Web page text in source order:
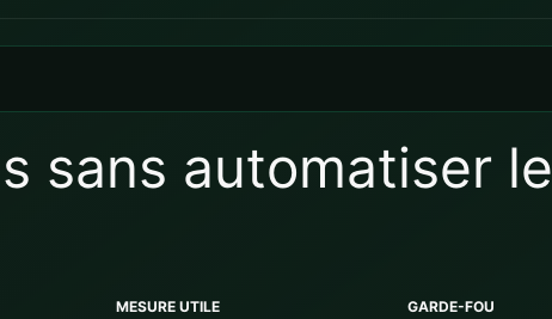
sans automatiser le
MESURE UTILE GARDE-FOU